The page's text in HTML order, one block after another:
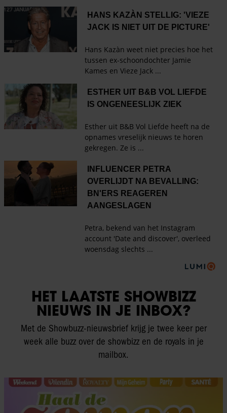
HET LAATSTE SHOWBIZZ
NIEUWS IN JE INBOX?
Met de Showbuzz-nieuwsbrief krijg je twee keer per
week alle buzz over de showbizz en de royals in je
mailbox.